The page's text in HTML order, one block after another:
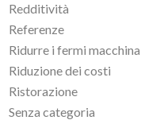
Redditività
Referenze
Ridurre i fermi macchina
Riduzione dei costi
Ristorazione
Senza categoria